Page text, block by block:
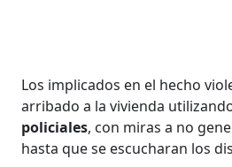
Los implicados en el hecho
arribado a la vivienda
policiales, con miras a no
hasta que se escucharan los